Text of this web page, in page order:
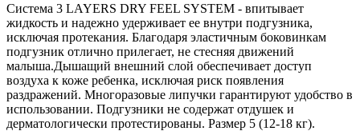
Система 3 LAYERS DRY FEEL SYSTEM - впитывает
жидкость и надежно удерживает ее внутри подгузника,
исключая протекания. Благодаря эластичным боковинкам
подгузник отлично прилегает, не стесняя движений
малыша.Дышащий внешний слой обеспечивает доступ
воздуха к коже ребенка, исключая риск появления
раздражений. Многоразовые липучки гарантируют удобство в
использовании. Подгузники не содержат отдушек и
дерматологически протестированы. Размер 5 (12-18 кг).